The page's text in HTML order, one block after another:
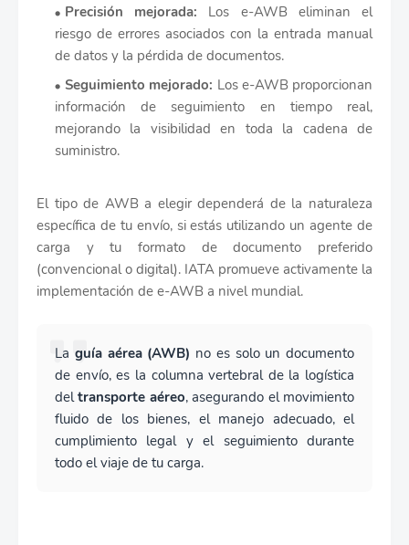
Precisión mejorada: Los e-AWB eliminan el
riesgo de errores asociados con la entrada manual
de datos y la pérdida de documentos.
Seguimiento mejorado: Los e-AWB proporcionan
información de seguimiento en tiempo real,
mejorando la visibilidad en toda la cadena de
suministro.
El tipo de AWB a elegir dependerá de la naturaleza
específica de tu envío, si estás utilizando un agente de
carga y tu formato de documento preferido
(convencional o digital). IATA promueve activamente la
implementación de e-AWB a nivel mundial.
La guía aérea (AWB) no es solo un documento
de envío, es la columna vertebral de la logística
deltransporte aéreo, asegurando el movimiento
fluido de los bienes, el manejo adecuado, el
cumplimiento legal y el seguimiento durante
todo el viaje de tu carga.